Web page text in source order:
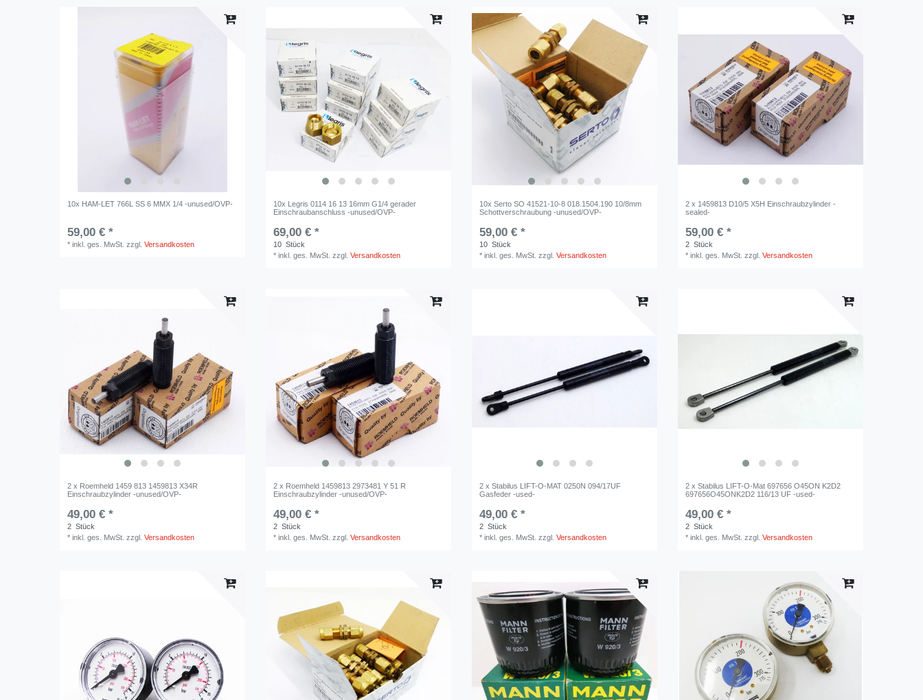
10x HAM-LET 766L SS 6 MMX 1/4 -unused/OVP-
59,00 € *
*inkl. ges. MwSt. zzgl.Versandkosten
10x Legris 0114 16 13 16mm G1/4 gerader
Einschraubanschluss -unused/OVP-
69,00 € *
10 Stück
*inkl. ges. MwSt. zzgl.Versandkosten
10x Serto SO 41521-10-8 018.1504.190 10/8mm
Schottverschraubung -unused/OVP-
59,00 € *
10 Stück
*inkl. ges. MwSt. zzgl.Versandkosten
2 x 1459813 D10/5 X5H Einschraubzylinder -
sealed-
59,00 € *
2 Stück
*inkl. ges. MwSt. zzgl.Versandkosten
2 x Roemheld 1459 813 1459813 X34R
Einschraubzylinder -unused/OVP-
49,00 € *
2 Stück
*inkl. ges. MwSt. zzgl.Versandkosten
2 x Roemheld 1459813 2973481 Y 51 R
Einschraubzylinder -unused/OVP-
49,00 € *
2 Stück
*inkl. ges. MwSt. zzgl.Versandkosten
2 x Stabilus LIFT-O-MAT 0250N 094/17UF
Gasfeder -used-
49,00 € *
2 Stück
*inkl. ges. MwSt. zzgl.Versandkosten
2 x Stabilus LIFT-O-Mat 697656 O45ON K2D2
697656O45ONK2D2 116/13 UF -used-
49,00 € *
2 Stück
*inkl. ges. MwSt. zzgl.Versandkosten